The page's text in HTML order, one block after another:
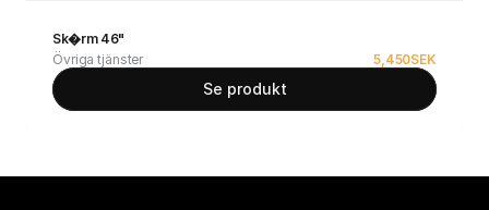
Sk�rm 46"
Övriga tjänster
5,450SEK
Se produkt